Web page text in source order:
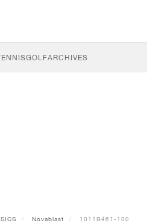
GOLFARCHIVES
Novablast 1011B461-100